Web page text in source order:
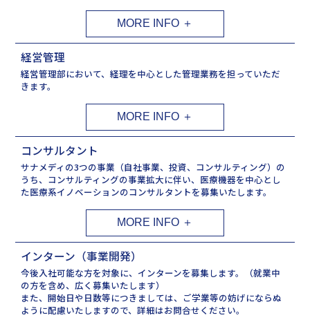
経営管理
経営管理部において、経理を中心とした管理業務を担っていただ
きます。
コンサルタント
サナメディの3つの事業（自社事業、投資、コンサルティング）の
うち、コンサルティングの事業拡大に伴い、医療機器を中心とし
た医療系イノベーションのコンサルタントを募集いたします。
インターン（事業開発）
今後⼊社可能な⽅を対象に、インターンを募集します。（就業中
の⽅を含め、広く募集いたします）
また、開始日や日数等につきましては、ご学業等の妨げにならぬ
ように配慮いたしますので、詳細はお問合せください。